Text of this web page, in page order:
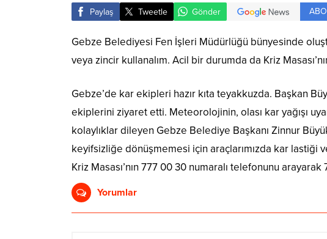
Paylaş Tweetle Gönder
Gebze Belediyesi Fen İşleri Müdürlüğü bünyesinde
veya zincir kullanalım. Acil bir durumda da Kriz
Gebze’de kar ekipleri hazır kıta teyakkuzda. Başkan
ekiplerini ziyaret etti. Meteorolojinin, olası kar yağışı
kolaylıklar dileyen Gebze Belediye Başkanı Zinnur
keyifsizliğe dönüşmemesi için araçlarımızda kar lastiği
Kriz Masası’nın 777 00 30 numaralı telefonunu
Yorumlar